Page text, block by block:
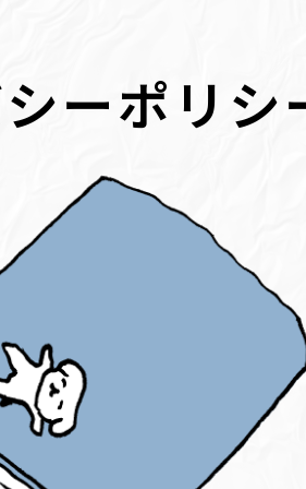
ーポリシ